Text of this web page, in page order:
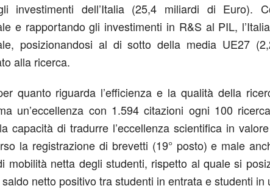
investimenti dell’Italia (25,4 miliardi di Euro).
e rapportando gli investimenti in R&S al PIL,
posizionandosi al di sotto della media UE27
alla ricerca.
quanto riguarda l’efficienza e la qualità della
un’eccellenza con 1.594 citazioni ogni 100
capacità di tradurre l’eccellenza scientifica in
la registrazione di brevetti (19° posto) e male
mobilità netta degli studenti, rispetto al quale si
netto positivo tra studenti in entrata e studenti in